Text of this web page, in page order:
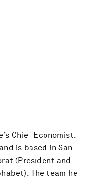
Chief Economist.
is based in San
(President and
The team he